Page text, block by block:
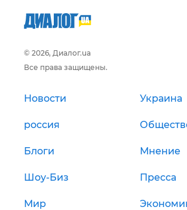
© 2026, Диалог.ua
Все права защищены.
Новости Украина
россия
Блоги Мнение
Шоу-Биз Пресса
Мир